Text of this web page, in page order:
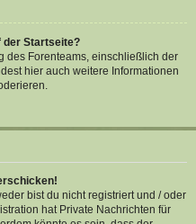
der Startseite?
des Forenteams, einschließlich der
hier auch weitere Informationen
bist du nicht registriert und / oder
hat Private Nachrichten für